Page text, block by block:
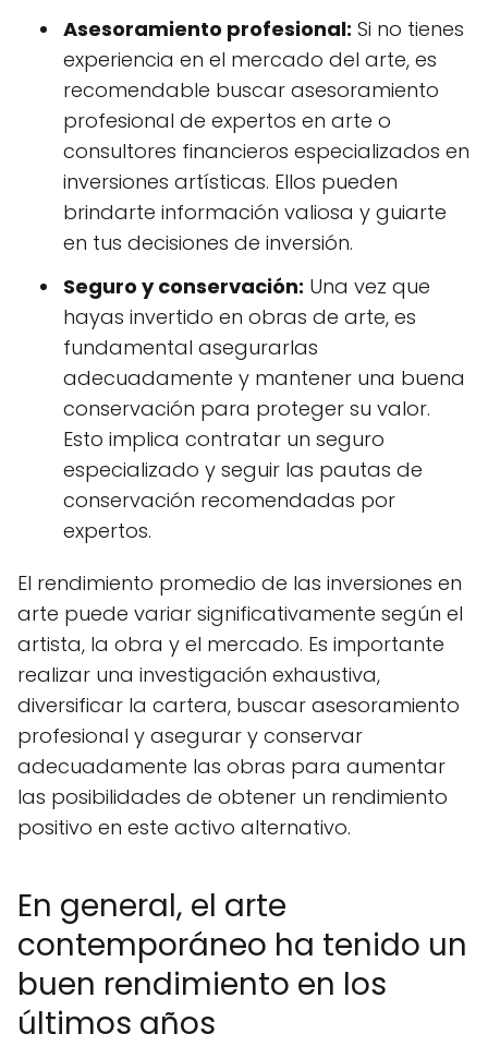
Asesoramiento profesional: Si no tienes
experiencia en el mercado del arte, es
recomendable buscar asesoramiento
profesional de expertos en arte o
consultores financieros especializados en
inversiones artísticas. Ellos pueden
brindarte información valiosa y guiarte
en tus decisiones de inversión.
Seguro y conservación: Una vez que
hayas invertido en obras de arte, es
fundamental asegurarlas
adecuadamente y mantener una buena
conservación para proteger su valor.
Esto implica contratar un seguro
especializado y seguir las pautas de
conservación recomendadas por
expertos.
El rendimiento promedio de las inversiones en
arte puede variar significativamente según el
artista, la obra y el mercado. Es importante
realizar una investigación exhaustiva,
diversificar la cartera, buscar asesoramiento
profesional y asegurar y conservar
adecuadamente las obras para aumentar
las posibilidades de obtener un rendimiento
positivo en este activo alternativo.
En general, el arte
contemporáneo ha tenido un
buen rendimiento en los
últimos años